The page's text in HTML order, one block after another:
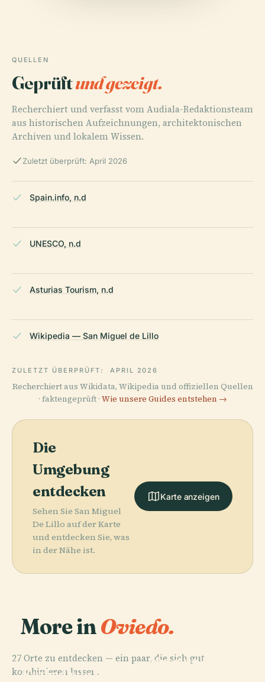
QUELLEN
Geprüftund gezeigt.
Recherchiert und verfasst vom Audiala-Redaktionsteam
aus historischen Aufzeichnungen, architektonischen
Archiven und lokalem Wissen.
Zuletzt überprüft: April 2026
Spain.info, n.d
UNESCO, n.d
Asturias Tourism, n.d
Wikipedia — San Miguel de Lillo
ZULETZT ÜBERPRÜFT: APRIL 2026
Recherchiert aus Wikidata, Wikipedia und offiziellen Quellen
· faktengeprüft · Wie unsere Guides entstehen →
Die
Umgebung
entdecken
Sehen Sie San Miguel
De Lillo auf der Karte
und entdecken Sie, was
in der Nähe ist.
Karte anzeigen
More inOviedo.
27 Orte zu entdecken — ein paar, die sich gut
kombinieren lassen.
PLACE
Kathedrale Von
PLACE
PLACE
Museum Der